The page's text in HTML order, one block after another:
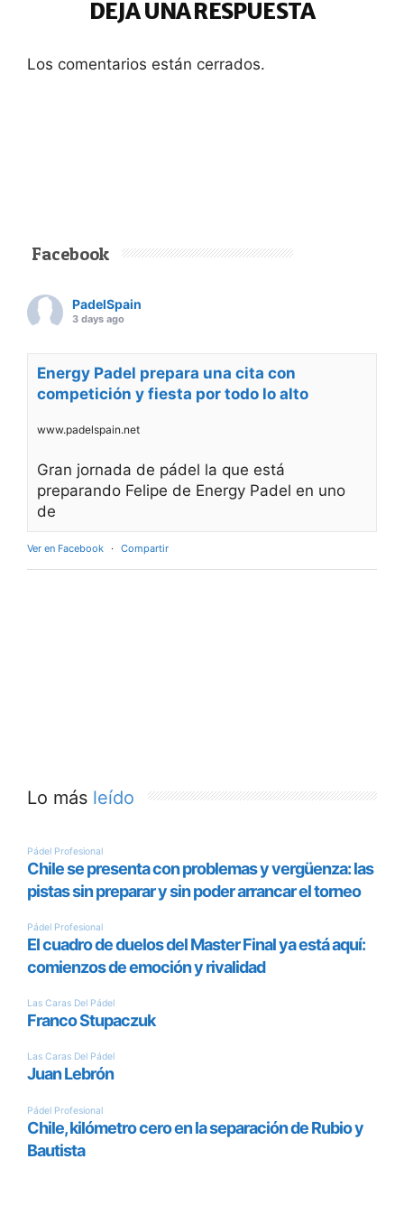
DEJA UNA RESPUESTA
Los comentarios están cerrados.
Facebook
PadelSpain
3 days ago
Energy Padel prepara una cita con
competición y fiesta por todo lo alto
www.padelspain.net
Gran jornada de pádel la que está
preparando Felipe de Energy Padel en uno
de
Ver en Facebook · Compartir
Lo más leído